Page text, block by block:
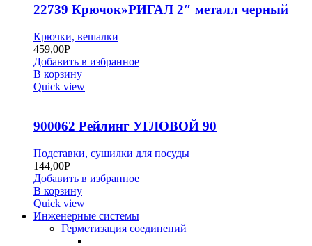
22739 Крючок»РИГАЛ 2″ металл черный
Крючки, вешалки
459,00Р
Добавить в избранное
В корзину
Quick view
900062 Рейлинг УГЛОВОЙ 90
Подставки, сушилки для посуды
144,00Р
Добавить в избранное
В корзину
Quick view
Инженерные системы
Герметизация соединений